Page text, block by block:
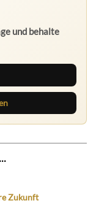
und behalte
Zukunft